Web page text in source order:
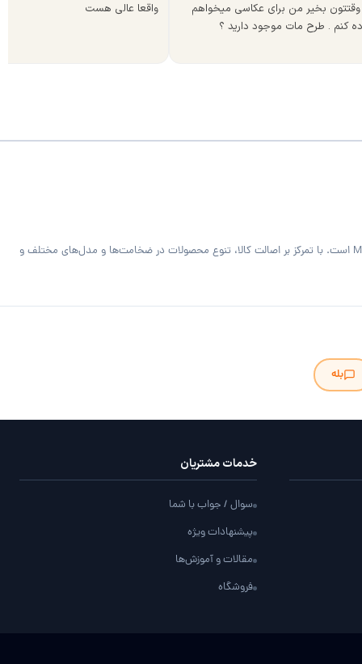
بخیر من برای عکاسی میخواهم
کنم . طرح مات موجود دارید ؟
واقعا عالی هست
فروشگاه MDF Bazaar ارائه‌دهنده متریال تخصصی کابینت و دکوراسیون داخلی شامل ورق MDF خام و رنگی، هایگلاس، PVC فومیزه سفید و روکش‌دار و صفحه کابینت MDF است. با تمرکز بر اصالت کالا، تنوع محصولات در ضخامت‌ها و مدل‌های مختلف و
بله
خدمات مشتریان
سوال / جواب با شما
پیشنهادات ویژه
مقالات و آموزش‌ها
فروشگاه